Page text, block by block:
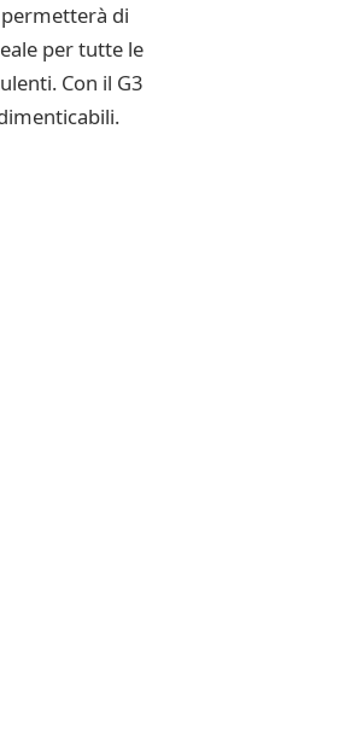
di
per tutte le
Con il G3